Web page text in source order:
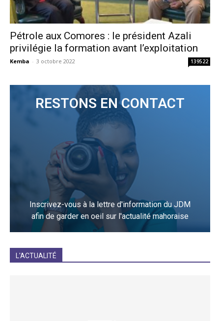
Pétrole aux Comores : le président Azali
privilégie la formation avant l’exploitation
Kemba - 3 octobre 2022 139522
RESTONS EN CONTACT
Inscrivez-vous à la lettre d'information du JDM
afin de garder en oeil sur l'actualité mahoraise
L'ACTUALITÉ